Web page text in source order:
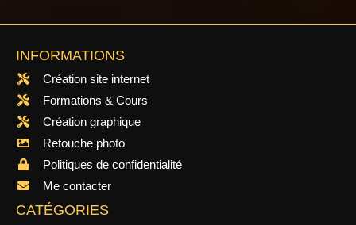
INFORMATIONS
Création site internet
Formations & Cours
Création graphique
Retouche photo
Politiques de confidentialité
Me contacter
CATÉGORIES